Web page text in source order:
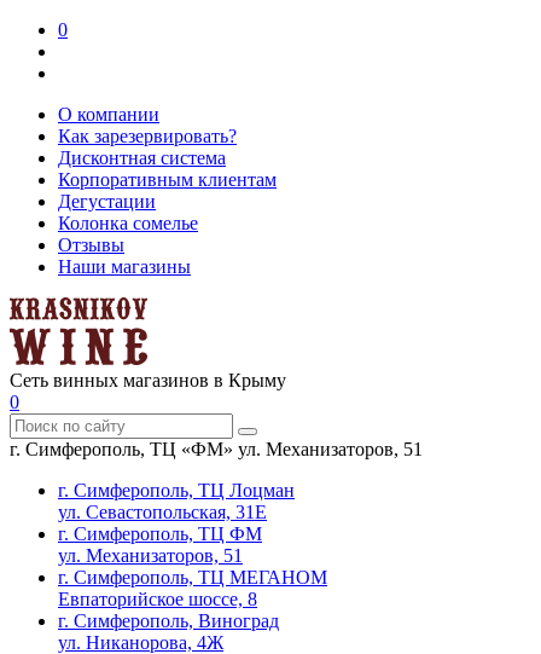
0
О компании
Как зарезервировать?
Дисконтная система
Корпоративным клиентам
Дегустации
Колонка сомелье
Отзывы
Наши магазины
Сеть винных магазинов в Крыму
0
г. Симферополь, ТЦ «ФМ» ул. Механизаторов, 51
г. Симферополь, ТЦ Лоцман
ул. Севастопольская, 31Е
г. Симферополь, ТЦ ФМ
ул. Механизаторов, 51
г. Симферополь, ТЦ МЕГАНОМ
Евпаторийское шоссе, 8
г. Симферополь, Виноград
ул. Никанорова, 4Ж